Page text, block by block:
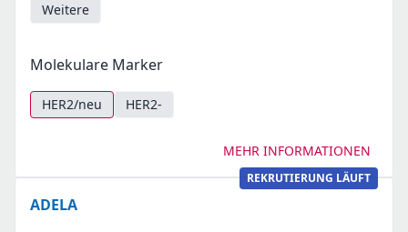
Weitere
Molekulare Marker
HER2/neu HER2-
MEHR INFORMATIONEN
REKRUTIERUNG LÄUFT
ADELA